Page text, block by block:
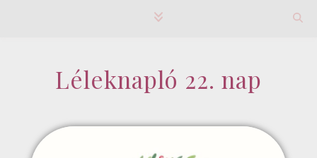
Léleknapló 22. nap